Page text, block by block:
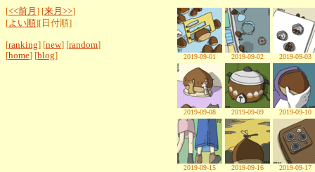
[<<前月 ] [来月>>]
[よい順][日付順]
[ranking] [new] [random]
[home] [blog] 2019-09-01 2019-09-02 2019-09-03
2019-09-08 2019-09-09 2019-09-10
2019-09-15 2019-09-16 2019-09-17